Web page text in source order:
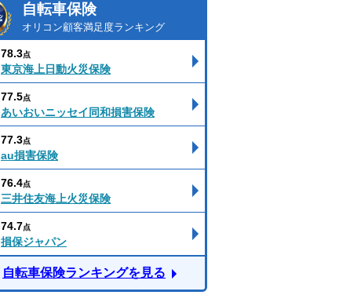
自転車保険
オリコン顧客満足度ランキング
78.3点
東京海上日動火災保険
77.5点
あいおいニッセイ同和損害保険
77.3点
au損害保険
76.4点
三井住友海上火災保険
74.7点
損保ジャパン
自転車保険ランキングを見る